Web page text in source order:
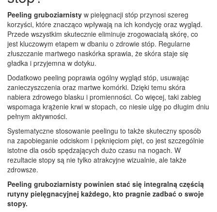
Peeling gruboziarnisty w pielęgnacji stóp przynosi szereg
korzyści, które znacząco wpływają na ich kondycję oraz wygląd.
Przede wszystkim skutecznie eliminuje zrogowaciałą skórę, co
jest kluczowym etapem w dbaniu o zdrowie stóp. Regularne
złuszczanie martwego naskórka sprawia, że skóra staje się
gładka i przyjemna w dotyku.
Dodatkowo peeling poprawia ogólny wygląd stóp, usuwając
zanieczyszczenia oraz martwe komórki. Dzięki temu skóra
nabiera zdrowego blasku i promienności. Co więcej, taki zabieg
wspomaga krążenie krwi w stopach, co niesie ulgę po długim dniu
pełnym aktywności.
Systematyczne stosowanie peelingu to także skuteczny sposób
na zapobieganie odciskom i pęknięciom pięt, co jest szczególnie
istotne dla osób spędzających dużo czasu na nogach. W
rezultacie stopy są nie tylko atrakcyjne wizualnie, ale także
zdrowsze.
Peeling gruboziarnisty powinien stać się integralną częścią
rutyny pielęgnacyjnej każdego, kto pragnie zadbać o swoje
stopy.